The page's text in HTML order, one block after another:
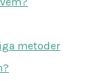
metoder